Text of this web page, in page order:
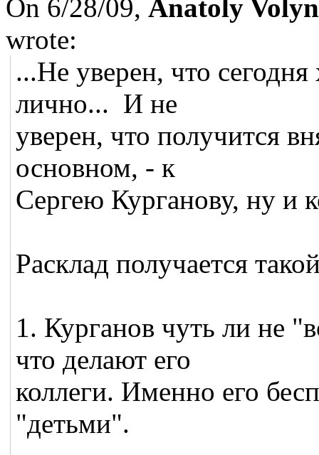
On 6/28/09, Anatoly
wrote:
...Не уверен, что
лично... И не
уверен, что получится
основном, - к
Сергею Курганову, ну и
Расклад получается
1. Курганов чуть ли не
что делают его
коллеги. Именно его
"детьми".